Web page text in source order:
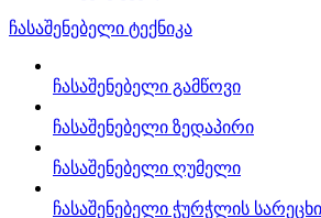
ჩასაშენებელი ტექნიკა
ჩასაშენებელი გამწოვი
ჩასაშენებელი ზედაპირი
ჩასაშენებელი ღუმელი
ჩასაშენებელი ჭურჭლის სარეცხი